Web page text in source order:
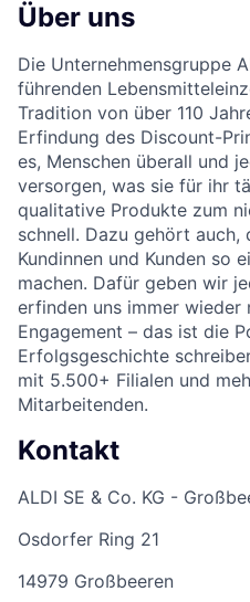
Über uns
Die Unternehmensgruppe
führenden
Tradition von über 110
Erfindung des Discount-
es, Menschen überall und
versorgen, was sie für ihr
qualitative Produkte zum
schnell. Dazu gehört auch,
Kundinnen und Kunden so
machen. Dafür geben wir
erfinden uns immer wieder
Engagement – das ist die
Erfolgsgeschichte
mit 5.500+ Filialen und
Mitarbeitenden.
Kontakt
ALDI SE & Co. KG -
Osdorfer Ring 21
14979 Großbeeren